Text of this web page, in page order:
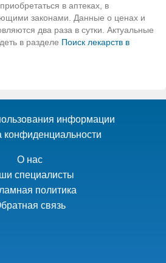
в аптеках, в
законами. Данные о ценах и
два раза в сутки. Актуальные
в разделе Поиск лекарств в
информации
конфиденциальности
О нас
специалисты
политика
связь